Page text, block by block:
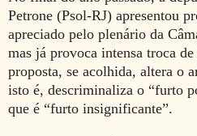
Petrone (Psol-RJ) apresentou
apreciado pelo plenário da
mas já provoca intensa troca
proposta, se acolhida, altera o
isto é, descriminaliza o “furto
que é “furto insignificante”.